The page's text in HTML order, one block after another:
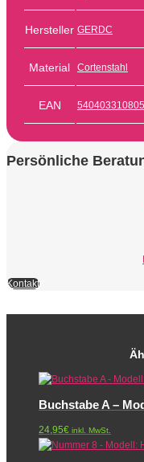
Hersteller GERDC
Material Cortenstahl
EAN
Persönliche
Kontakt
Buchstabe A –
24,95€ inkl. MwSt.